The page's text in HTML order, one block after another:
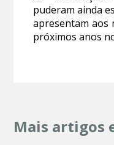
puderam ainda
apresentam aos
próximos anos
Mais artigos